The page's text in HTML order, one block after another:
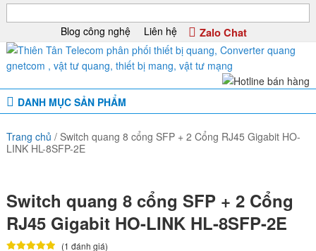
Blog công nghệ Liên hệ Zalo Chat
DANH MỤC SẢN PHẨM
Trang chủ / Switch quang 8 cổng SFP + 2 Cổng RJ45 Gigabit HO-
LINK HL-8SFP-2E
Switch quang 8 cổng SFP + 2 Cổng
RJ45 Gigabit HO-LINK HL-8SFP-2E
(1 đánh giá)